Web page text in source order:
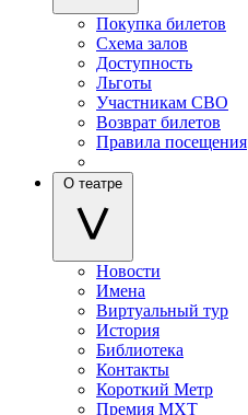
Покупка билетов
Схема залов
Доступность
Льготы
Участникам СВО
Возврат билетов
Правила посещения
О театре
Новости
Имена
Виртуальный тур
История
Библиотека
Контакты
Короткий Метр
Премия МХТ